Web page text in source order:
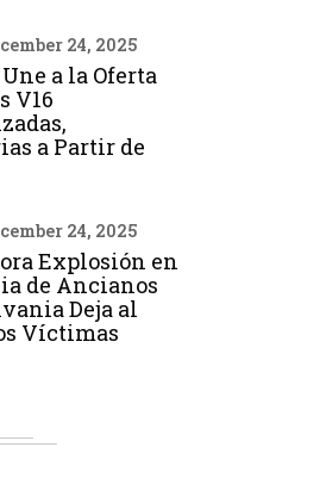
24, 2025
a la Oferta
V16
a Partir de
24, 2025
Explosión en
de Ancianos
Deja al
Víctimas